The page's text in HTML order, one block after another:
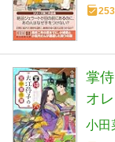
掌
オ
小田